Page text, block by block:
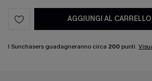
AGGIUNGI AL CARRELLO
I Sunchasers guadagneranno circa 200 punti.